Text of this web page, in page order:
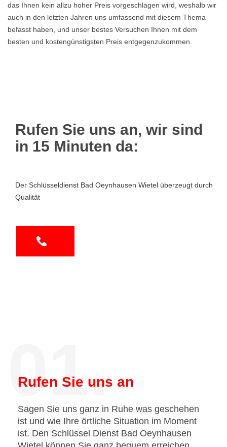
das Ihnen kein allzu hoher Preis vorgeschlagen wird, weshalb wir
auch in den letzten Jahren uns umfassend mit diesem Thema
befasst haben, und unser bestes Versuchen Ihnen mit dem
besten und kostengünstigsten Preis entgegenzukommen.
Rufen Sie uns an, wir sind
in 15 Minuten da:
Der Schlüsseldienst Bad Oeynhausen Wietel überzeugt durch
Qualität
01.
Rufen Sie uns an
Sagen Sie uns ganz in Ruhe was geschehen
ist und wie Ihre örtliche Situation im Moment
ist. Den Schlüssel Dienst Bad Oeynhausen